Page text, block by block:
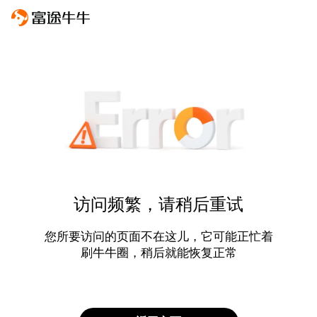
访问频繁，请稍后重试
您所要访问的页面不在这儿，它可能正忙着
刷牛牛圈，稍后就能恢复正常